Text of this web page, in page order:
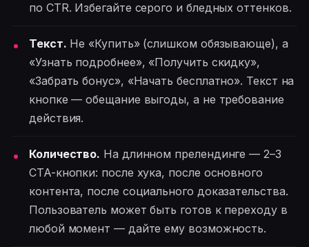
по CTR. Избегайте серого и бледных оттенков.
Текст. Не «Купить» (слишком обязывающе), а
«Узнать подробнее», «Получить скидку»,
«Забрать бонус», «Начать бесплатно». Текст на
кнопке — обещание выгоды, а не требование
действия.
Количество. На длинном прелендинге — 2–3
CTA-кнопки: после хука, после основного
контента, после социального доказательства.
Пользователь может быть готов к переходу в
любой момент — дайте ему возможность.